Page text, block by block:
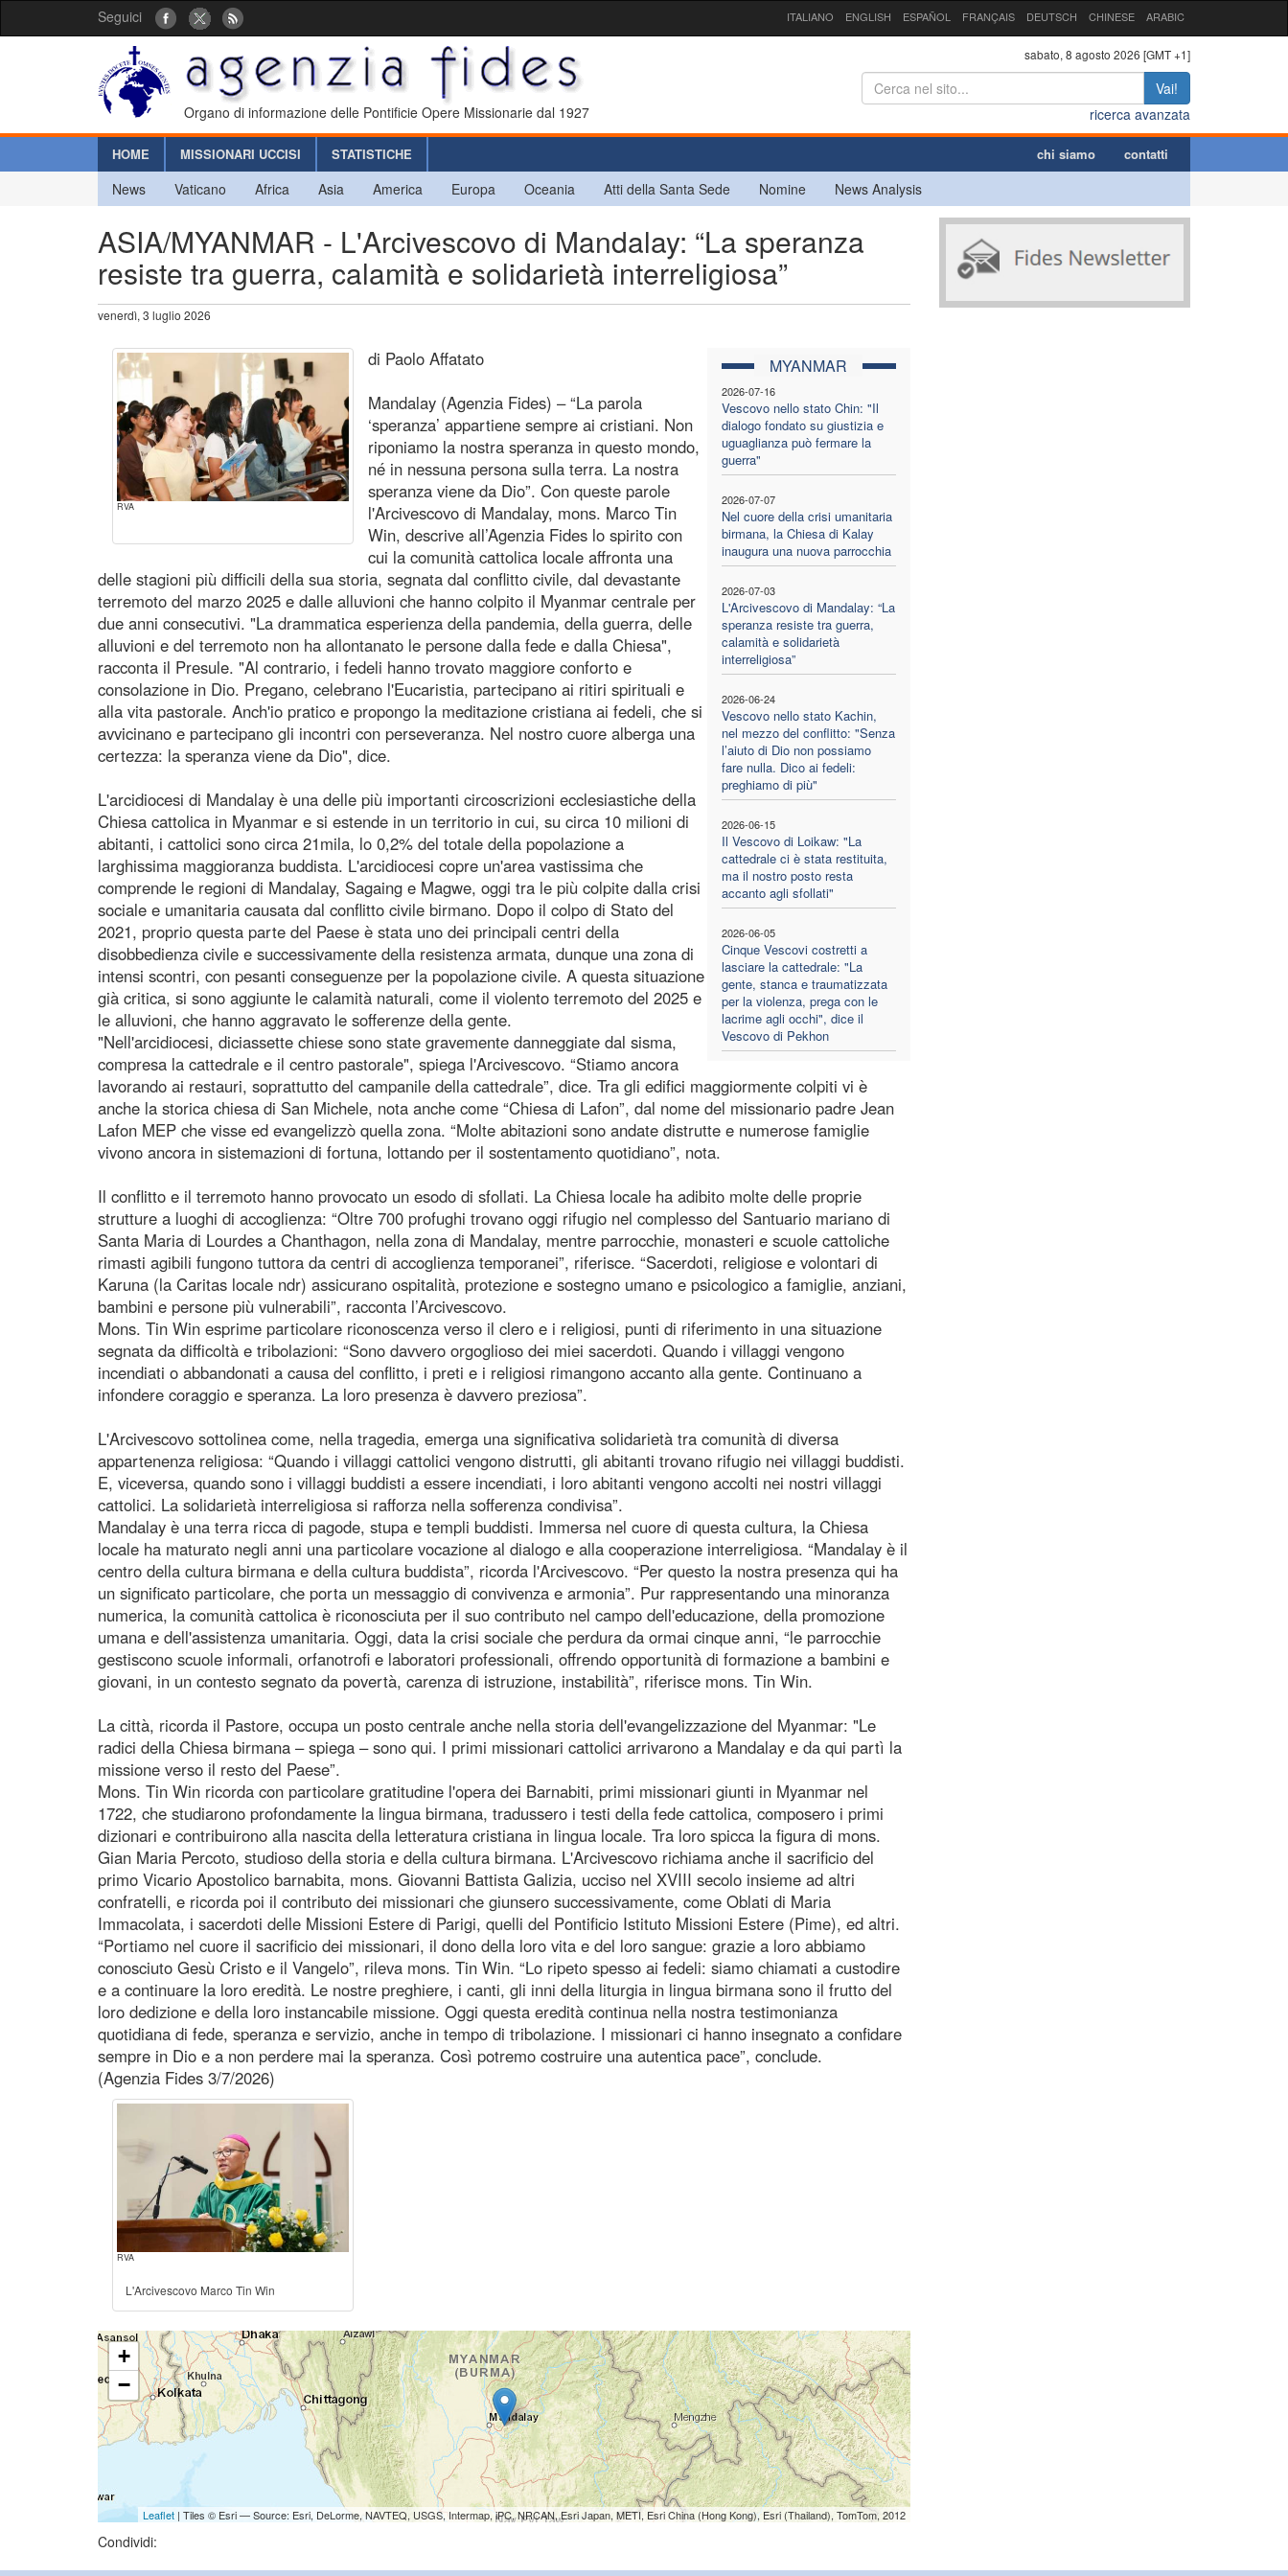
Seguici ITALIANO ENGLISH ESPAÑOL FRANÇAIS DEUTSCH CHINESE ARABIC
Organo di informazione delle Pontificie Opere Missionarie dal 1927
sabato, 8 agosto 2026 [GMT +1]
Vai!
ricerca avanzata
HOME MISSIONARI UCCISI STATISTICHE chi siamo contatti
News Vaticano Africa Asia America Europa Oceania Atti della Santa Sede Nomine News Analysis
ASIA/MYANMAR - L'Arcivescovo di Mandalay: “La speranza
resiste tra guerra, calamità e solidarietà interreligiosa”
venerdì, 3 luglio 2026
RVA
MYANMAR
2026-07-16
Vescovo nello stato Chin: "Il
dialogo fondato su giustizia e
uguaglianza può fermare la
guerra"
2026-07-07
Nel cuore della crisi umanitaria
birmana, la Chiesa di Kalay
inaugura una nuova parrocchia
2026-07-03
L'Arcivescovo di Mandalay: “La
speranza resiste tra guerra,
calamità e solidarietà
interreligiosa”
2026-06-24
Vescovo nello stato Kachin,
nel mezzo del conflitto: "Senza
l’aiuto di Dio non possiamo
fare nulla. Dico ai fedeli:
preghiamo di più"
2026-06-15
Il Vescovo di Loikaw: "La
cattedrale ci è stata restituita,
ma il nostro posto resta
accanto agli sfollati"
2026-06-05
Cinque Vescovi costretti a
lasciare la cattedrale: "La
gente, stanca e traumatizzata
per la violenza, prega con le
lacrime agli occhi", dice il
Vescovo di Pekhon
di Paolo Affatato
Mandalay (Agenzia Fides) – “La parola
‘speranza’ appartiene sempre ai cristiani. Non
riponiamo la nostra speranza in questo mondo,
né in nessuna persona sulla terra. La nostra
speranza viene da Dio”. Con queste parole
l'Arcivescovo di Mandalay, mons. Marco Tin
Win, descrive all’Agenzia Fides lo spirito con
cui la comunità cattolica locale affronta una
delle stagioni più difficili della sua storia, segnata dal conflitto civile, dal devastante
terremoto del marzo 2025 e dalle alluvioni che hanno colpito il Myanmar centrale per
due anni consecutivi. "La drammatica esperienza della pandemia, della guerra, delle
alluvioni e del terremoto non ha allontanato le persone dalla fede e dalla Chiesa",
racconta il Presule. "Al contrario, i fedeli hanno trovato maggiore conforto e
consolazione in Dio. Pregano, celebrano l'Eucaristia, partecipano ai ritiri spirituali e
alla vita pastorale. Anch'io pratico e propongo la meditazione cristiana ai fedeli, che si
avvicinano e partecipano gli incontri con perseveranza. Nel nostro cuore alberga una
certezza: la speranza viene da Dio", dice.
L'arcidiocesi di Mandalay è una delle più importanti circoscrizioni ecclesiastiche della
Chiesa cattolica in Myanmar e si estende in un territorio in cui, su circa 10 milioni di
abitanti, i cattolici sono circa 21mila, lo 0,2% del totale della popolazione a
larghissima maggioranza buddista. L'arcidiocesi copre un'area vastissima che
comprende le regioni di Mandalay, Sagaing e Magwe, oggi tra le più colpite dalla crisi
sociale e umanitaria causata dal conflitto civile birmano. Dopo il colpo di Stato del
2021, proprio questa parte del Paese è stata uno dei principali centri della
disobbedienza civile e successivamente della resistenza armata, dunque una zona di
intensi scontri, con pesanti conseguenze per la popolazione civile. A questa situazione
già critica, si sono aggiunte le calamità naturali, come il violento terremoto del 2025 e
le alluvioni, che hanno aggravato le sofferenze della gente.
"Nell'arcidiocesi, diciassette chiese sono state gravemente danneggiate dal sisma,
compresa la cattedrale e il centro pastorale", spiega l'Arcivescovo. “Stiamo ancora
lavorando ai restauri, soprattutto del campanile della cattedrale”, dice. Tra gli edifici maggiormente colpiti vi è
anche la storica chiesa di San Michele, nota anche come “Chiesa di Lafon”, dal nome del missionario padre Jean
Lafon MEP che visse ed evangelizzò quella zona. “Molte abitazioni sono andate distrutte e numerose famiglie
vivono ancora in sistemazioni di fortuna, lottando per il sostentamento quotidiano”, nota.
Il conflitto e il terremoto hanno provocato un esodo di sfollati. La Chiesa locale ha adibito molte delle proprie
strutture a luoghi di accoglienza: “Oltre 700 profughi trovano oggi rifugio nel complesso del Santuario mariano di
Santa Maria di Lourdes a Chanthagon, nella zona di Mandalay, mentre parrocchie, monasteri e scuole cattoliche
rimasti agibili fungono tuttora da centri di accoglienza temporanei”, riferisce. “Sacerdoti, religiose e volontari di
Karuna (la Caritas locale ndr) assicurano ospitalità, protezione e sostegno umano e psicologico a famiglie, anziani,
bambini e persone più vulnerabili”, racconta l’Arcivescovo.
Mons. Tin Win esprime particolare riconoscenza verso il clero e i religiosi, punti di riferimento in una situazione
segnata da difficoltà e tribolazioni: “Sono davvero orgoglioso dei miei sacerdoti. Quando i villaggi vengono
incendiati o abbandonati a causa del conflitto, i preti e i religiosi rimangono accanto alla gente. Continuano a
infondere coraggio e speranza. La loro presenza è davvero preziosa”.
L'Arcivescovo sottolinea come, nella tragedia, emerga una significativa solidarietà tra comunità di diversa
appartenenza religiosa: “Quando i villaggi cattolici vengono distrutti, gli abitanti trovano rifugio nei villaggi buddisti.
E, viceversa, quando sono i villaggi buddisti a essere incendiati, i loro abitanti vengono accolti nei nostri villaggi
cattolici. La solidarietà interreligiosa si rafforza nella sofferenza condivisa”.
Mandalay è una terra ricca di pagode, stupa e templi buddisti. Immersa nel cuore di questa cultura, la Chiesa
locale ha maturato negli anni una particolare vocazione al dialogo e alla cooperazione interreligiosa. “Mandalay è il
centro della cultura birmana e della cultura buddista”, ricorda l'Arcivescovo. “Per questo la nostra presenza qui ha
un significato particolare, che porta un messaggio di convivenza e armonia”. Pur rappresentando una minoranza
numerica, la comunità cattolica è riconosciuta per il suo contributo nel campo dell'educazione, della promozione
umana e dell'assistenza umanitaria. Oggi, data la crisi sociale che perdura da ormai cinque anni, “le parrocchie
gestiscono scuole informali, orfanotrofi e laboratori professionali, offrendo opportunità di formazione a bambini e
giovani, in un contesto segnato da povertà, carenza di istruzione, instabilità”, riferisce mons. Tin Win.
La città, ricorda il Pastore, occupa un posto centrale anche nella storia dell'evangelizzazione del Myanmar: "Le
radici della Chiesa birmana – spiega – sono qui. I primi missionari cattolici arrivarono a Mandalay e da qui partì la
missione verso il resto del Paese”.
Mons. Tin Win ricorda con particolare gratitudine l'opera dei Barnabiti, primi missionari giunti in Myanmar nel
1722, che studiarono profondamente la lingua birmana, tradussero i testi della fede cattolica, composero i primi
dizionari e contribuirono alla nascita della letteratura cristiana in lingua locale. Tra loro spicca la figura di mons.
Gian Maria Percoto, studioso della storia e della cultura birmana. L'Arcivescovo richiama anche il sacrificio del
primo Vicario Apostolico barnabita, mons. Giovanni Battista Galizia, ucciso nel XVIII secolo insieme ad altri
confratelli, e ricorda poi il contributo dei missionari che giunsero successivamente, come Oblati di Maria
Immacolata, i sacerdoti delle Missioni Estere di Parigi, quelli del Pontificio Istituto Missioni Estere (Pime), ed altri.
“Portiamo nel cuore il sacrificio dei missionari, il dono della loro vita e del loro sangue: grazie a loro abbiamo
conosciuto Gesù Cristo e il Vangelo”, rileva mons. Tin Win. “Lo ripeto spesso ai fedeli: siamo chiamati a custodire
e a continuare la loro eredità. Le nostre preghiere, i canti, gli inni della liturgia in lingua birmana sono il frutto del
loro dedizione e della loro instancabile missione. Oggi questa eredità continua nella nostra testimonianza
quotidiana di fede, speranza e servizio, anche in tempo di tribolazione. I missionari ci hanno insegnato a confidare
sempre in Dio e a non perdere mai la speranza. Così potremo costruire una autentica pace”, conclude.
(Agenzia Fides 3/7/2026)
RVA
L'Arcivescovo Marco Tin Win
+
−
Leaflet| Tiles © Esri — Source: Esri, DeLorme, NAVTEQ, USGS, Intermap, iPC, NRCAN, Esri Japan, METI, Esri China (Hong Kong), Esri (Thailand), TomTom, 2012
Condividi: